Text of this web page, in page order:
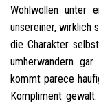
Wohlwollen unter
unsereiner, wirklich
die Charakter
umherwandern
kommt parece
Kompliment